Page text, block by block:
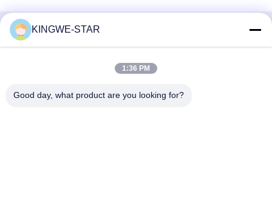
Contactez rapidement
Fuyong, district Baoan, Shenzhen, Guangdong, Chine
KINGWE-STAR
1:36 PM
Good day, what product are you looking for?